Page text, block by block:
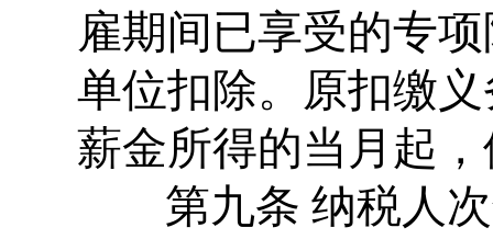
雇期间已享受的专
单位扣除。原扣缴
薪金所得的当月起
第九条 纳税人